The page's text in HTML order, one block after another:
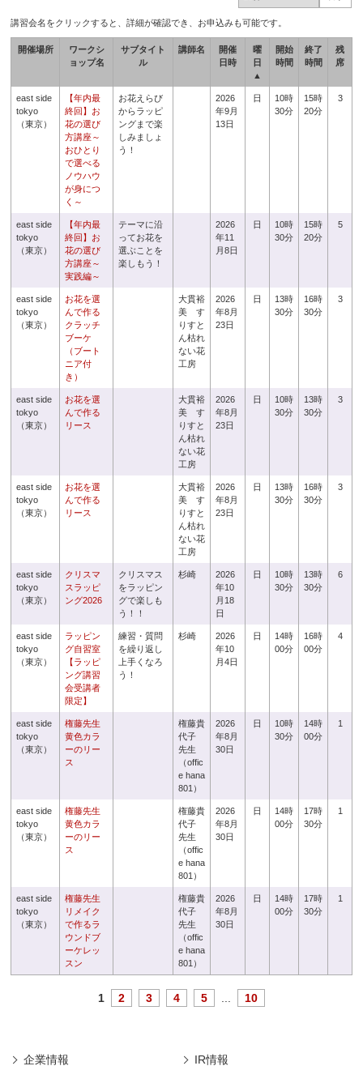
講習会名をクリックすると、詳細が確認でき、お申込みも可能です。
開催場所
ワークシ
ョップ名
サブタイト
ル
講師名
開催
日時
曜
日
▲
開始
時間
終了
時間
残
席
east side
tokyo
（東京）
【年内最
終回】お
花の選び
方講座～
おひとり
で選べる
ノウハウ
が身につ
く～
お花えらび
からラッピ
ングまで楽
しみましょ
う！
2026
年9月
13日
日
10時
30分
15時
20分
3
east side
tokyo
（東京）
【年内最
終回】お
花の選び
方講座～
実践編～
テーマに沿
ってお花を
選ぶことを
楽しもう！
2026
年11
月8日
日
10時
30分
15時
20分
5
east side
tokyo
（東京）
お花を選
んで作る
クラッチ
ブーケ
（ブート
ニア付
き）
大貫裕
美 す
りすと
ん枯れ
ない花
工房
2026
年8月
23日
日
13時
30分
16時
30分
3
east side
tokyo
（東京）
お花を選
んで作る
リース
大貫裕
美 す
りすと
ん枯れ
ない花
工房
2026
年8月
23日
日
10時
30分
13時
30分
3
east side
tokyo
（東京）
お花を選
んで作る
リース
大貫裕
美 す
りすと
ん枯れ
ない花
工房
2026
年8月
23日
日
13時
30分
16時
30分
3
east side
tokyo
（東京）
クリスマ
スラッピ
ング2026
クリスマス
をラッピン
グで楽しも
う！！
杉崎
2026
年10
月18
日
日
10時
30分
13時
30分
6
east side
tokyo
（東京）
ラッピン
グ自習室
【ラッピ
ング講習
会受講者
限定】
練習・質問
を繰り返し
上手くなろ
う！
杉崎
2026
年10
月4日
日
14時
00分
16時
00分
4
east side
tokyo
（東京）
権藤先生
黄色カラ
ーのリー
ス
権藤貴
代子
先生
（offic
e hana
801）
2026
年8月
30日
日
10時
30分
14時
00分
1
east side
tokyo
（東京）
権藤先生
黄色カラ
ーのリー
ス
権藤貴
代子
先生
（offic
e hana
801）
2026
年8月
30日
日
14時
00分
17時
30分
1
east side
tokyo
（東京）
権藤先生
リメイク
で作るラ
ウンドブ
ーケレッ
スン
権藤貴
代子
先生
（offic
e hana
801）
2026
年8月
30日
日
14時
00分
17時
30分
1
1 2 3 4 5 10
企業情報 IR情報